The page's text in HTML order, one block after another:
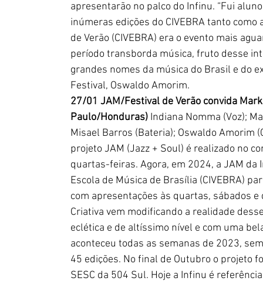
apresentarão no palco do Infinu. “Fui
inúmeras edições do CIVEBRA tanto
de Verão (CIVEBRA) era o evento mais
período transborda música, fruto desse
grandes nomes da música do Brasil e do
Festival, Oswaldo Amorim.
27/01 JAM/Festival de Verão convida
Paulo/Honduras) Indiana Nomma (Voz);
Misael Barros (Bateria); Oswaldo Amorim
projeto JAM (Jazz + Soul) é realizado no
quartas-feiras. Agora, em 2024, a JAM
Escola de Música de Brasília (CIVEBRA)
com apresentações às quartas, sábados
Criativa vem modificando a realidade
eclética e de altíssimo nível e com uma
aconteceu todas as semanas de 2023,
45 edições. No final de Outubro o projeto
SESC da 504 Sul. Hoje a Infinu é